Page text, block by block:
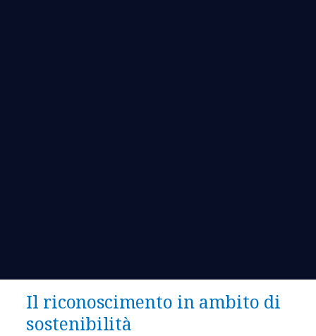
Il riconoscimento in ambito di
sostenibilità